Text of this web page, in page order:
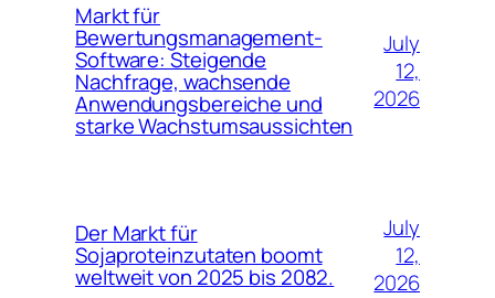
Markt für
Bewertungsmanagement-
Software: Steigende
Nachfrage, wachsende
Anwendungsbereiche und
starke Wachstumsaussichten
July
12,
2026
Der Markt für
Sojaproteinzutaten boomt
weltweit von 2025 bis 2082.
July
12,
2026